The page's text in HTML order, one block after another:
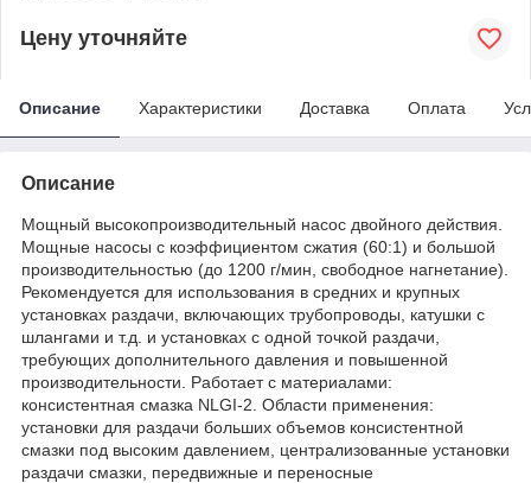
Цену уточняйте
Описание Характеристики Доставка Оплата
Описание
Мощный высокопроизводительный насос двойного действия.
Мощные насосы с коэффициентом сжатия (60:1) и большой
производительностью (до 1200 г/мин, свободное нагнетание).
Рекомендуется для использования в средних и крупных
установках раздачи, включающих трубопроводы, катушки с
шлангами и т.д. и установках с одной точкой раздачи,
требующих дополнительного давления и повышенной
производительности. Работает с материалами:
консистентная смазка NLGI-2. Области применения:
установки для раздачи больших объемов консистентной
смазки под высоким давлением, централизованные установки
раздачи смазки, передвижные и переносные